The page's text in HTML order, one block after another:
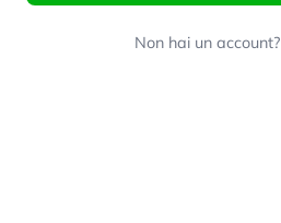
Non hai un account?